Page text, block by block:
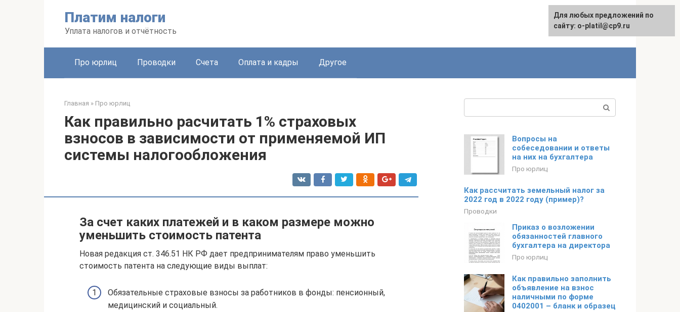
Платим налоги
Уплата налогов и отчётность
Про юрлиц Проводки Счета Оплата и кадры Другое
Главная » Про юрлиц
Как правильно расчитать 1% страховых
взносов в зависимости от применяемой ИП
системы налогообложения
За счет каких платежей и в каком размере можно
уменьшить стоимость патента
Новая редакция ст. 346.51 НК РФ дает предпринимателям право уменьшить
стоимость патента на следующие виды выплат:
Обязательные страховые взносы за работников в фонды: пенсионный,
медицинский и социальный.
Вопросы на
собеседовании и ответы
на них на бухгалтера
Про юрлиц
Как рассчитать земельный налог за
2022 год в 2022 году (пример)?
Проводки
Приказ о возложении
обязанностей главного
бухгалтера на директора
Про юрлиц
Как правильно заполнить
объявление на взнос
наличными по форме
0402001 – бланк и образец
Для любых предложений по
сайту: o-platil@cp9.ru